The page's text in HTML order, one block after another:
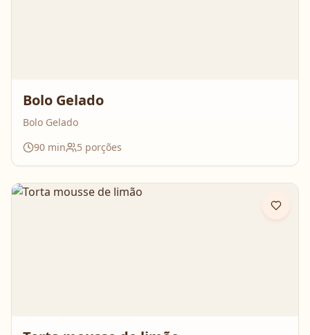
Bolo Gelado
Bolo Gelado
90 min 5 porções